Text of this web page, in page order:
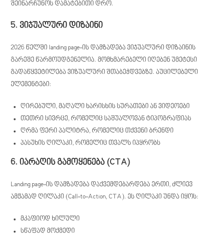
შეინარჩუნოს დამატებითი დრო.
5. ვიჯუალური დიზაინი
2026 წელში landing page-ის დამზადება ვიჯუალური დიზაინის
გარეშე წარმოუდგენელია. მომხმარებელი იღებენ უმეტესი
გადაწყვეტილება ვიზუალური შთაბეჭდვებზე. აუცილებელი
ელემენტები:
ღირებული, მაღალი ხარისხის სურათები ან ვიდეოები
თეთრი სივრცე, რომელიც საშუალოვან ტიპოგრაფიას
ღრმა ფერი პალიტრა, რომელიც თქვენი ბრენდი
პასუხის ღილაკი, რომელიც თვალს იპყრობს
6. იარაღის გამოყენება (CTA)
Landing page-ის დამზადება დაქვემდებარდება ერთი, ძლიევ
ამჟამად ღილაკი (Call-to-Action, CTA). ეს ღილაკი უნდა იყოს:
მკაფიოდ ხილული
სწაფად მოქმედი